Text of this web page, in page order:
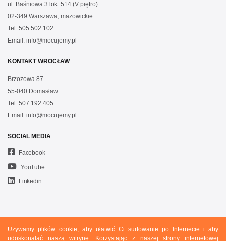
ul. Baśniowa 3 lok. 514 (V piętro)
02-349 Warszawa, mazowickie
Tel. 505 502 102
Email: info@mocujemy.pl
KONTAKT WROCŁAW
Brzozowa 87
55-040 Domasław
Tel. 507 192 405
Email: info@mocujemy.pl
SOCIAL MEDIA
Facebook
YouTube
Linkedin
Copyright © 2020 Mocujemy.pl. All rights reserved.
Używamy plików cookie, aby ułatwić Ci surfowanie po Internecie i aby
udoskonalać naszą witrynę. Korzystając z naszej strony internetowej